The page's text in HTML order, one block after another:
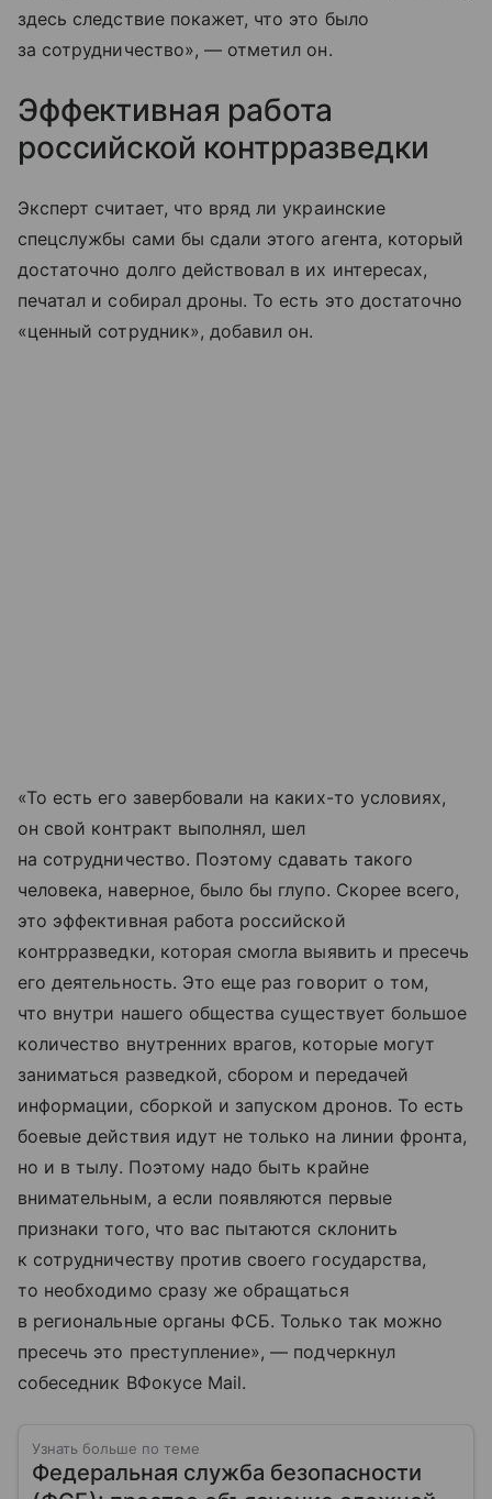
здесь следствие покажет, что это было
за сотрудничество», — отметил он.
Эффективная работа
российской контрразведки
Эксперт считает, что вряд ли украинские
спецслужбы сами бы сдали этого агента, который
достаточно долго действовал в их интересах,
печатал и собирал дроны. То есть это достаточно
«ценный сотрудник», добавил он.
«То есть его завербовали на каких-то условиях,
он свой контракт выполнял, шел
на сотрудничество. Поэтому сдавать такого
человека, наверное, было бы глупо. Скорее всего,
это эффективная работа российской
контрразведки, которая смогла выявить и пресечь
его деятельность. Это еще раз говорит о том,
что внутри нашего общества существует большое
количество внутренних врагов, которые могут
заниматься разведкой, сбором и передачей
информации, сборкой и запуском дронов. То есть
боевые действия идут не только на линии фронта,
но и в тылу. Поэтому надо быть крайне
внимательным, а если появляются первые
признаки того, что вас пытаются склонить
к сотрудничеству против своего государства,
то необходимо сразу же обращаться
в региональные органы ФСБ. Только так можно
пресечь это преступление», — подчеркнул
собеседник ВФокусе Mail.
Узнать больше по теме
Федеральная служба безопасности